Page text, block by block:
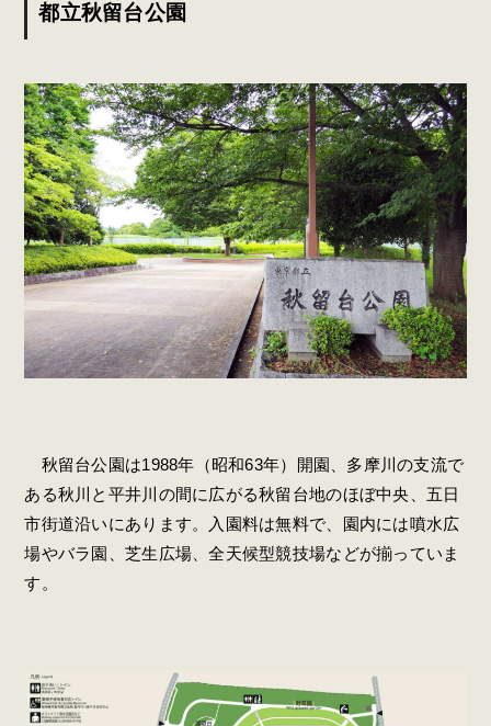
都立秋留台公園
秋留台公園は1988年（昭和63年）開園、多摩川の支流で
ある秋川と平井川の間に広がる秋留台地のほぼ中央、五日
市街道沿いにあります。入園料は無料で、園内には噴水広
場やバラ園、芝生広場、全天候型競技場などが揃っていま
す。